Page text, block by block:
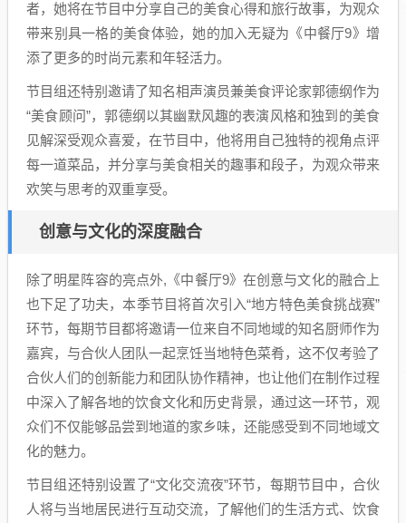
者，她将在节目中分享自己的美食心得和旅行故事，为观众
带来别具一格的美食体验，她的加入无疑为《中餐厅9》增
添了更多的时尚元素和年轻活力。
节目组还特别邀请了知名相声演员兼美食评论家郭德纲作为
“美食顾问”，郭德纲以其幽默风趣的表演风格和独到的美食
见解深受观众喜爱，在节目中，他将用自己独特的视角点评
每一道菜品，并分享与美食相关的趣事和段子，为观众带来
欢笑与思考的双重享受。
创意与文化的深度融合
除了明星阵容的亮点外,《中餐厅9》在创意与文化的融合上
也下足了功夫，本季节目将首次引入“地方特色美食挑战赛”
环节，每期节目都将邀请一位来自不同地域的知名厨师作为
嘉宾，与合伙人团队一起烹饪当地特色菜肴，这不仅考验了
合伙人们的创新能力和团队协作精神，也让他们在制作过程
中深入了解各地的饮食文化和历史背景，通过这一环节，观
众们不仅能够品尝到地道的家乡味，还能感受到不同地域文
化的魅力。
节目组还特别设置了“文化交流夜”环节，每期节目中，合伙
人将与当地居民进行互动交流，了解他们的生活方式、饮食